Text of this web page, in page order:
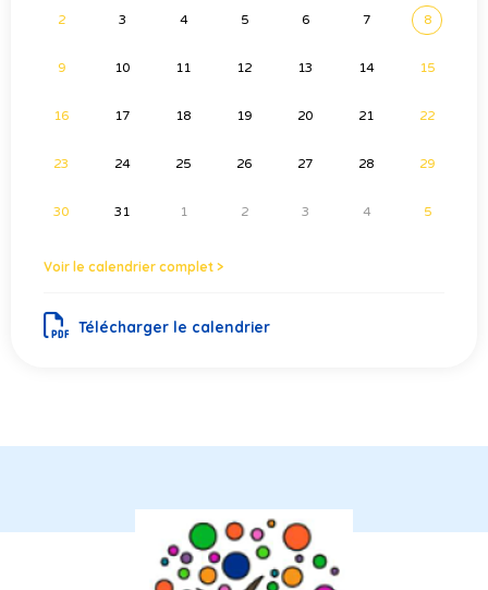
2 3 4 5 6 7 8
9 10 11 12 13 14 15
16 17 18 19 20 21 22
23 24 25 26 27 28 29
30 31 1 2 3 4 5
Voir le calendrier complet >
Télécharger le calendrier